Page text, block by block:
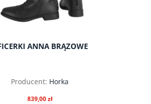
ANNA BRĄZOWE
Producent: Horka
839,00 zł